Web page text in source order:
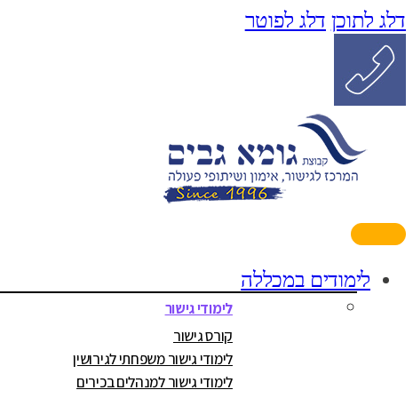
דלג לתוכן דלג לפוטר
לימודים במכללה
לימודי גישור
קורס גישור
לימודי גישור משפחתי לגירושין
לימודי גישור למנהלים בכירים